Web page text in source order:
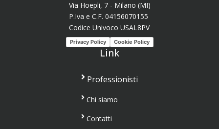
Via Hoepli, 7 - Milano (MI)
P.Iva e C.F. 04156070155
Codice Univoco USAL8PV
Privacy Policy Cookie Policy
Link
Professionisti
Chi siamo
Contatti